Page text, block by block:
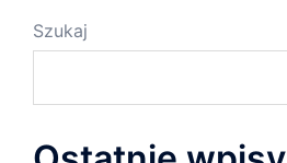
Szukaj